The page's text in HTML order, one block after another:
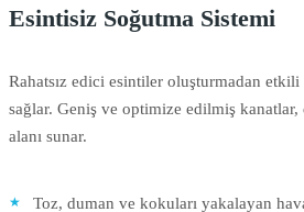
Esintisiz Soğutma Sistemi
Rahatsız edici esintiler oluşturmadan
sağlar. Geniş ve optimize edilmiş kanatlar,
alanı sunar.
Toz, duman ve kokuları yakalayan